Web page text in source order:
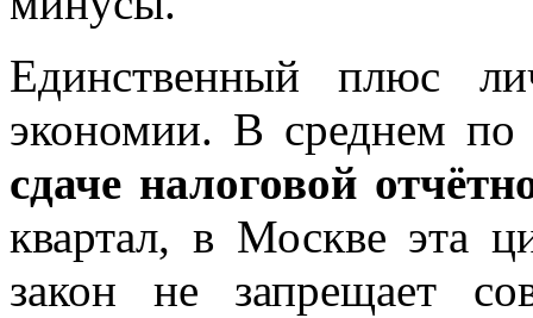
Единственный плюс
экономии. В среднем
сдаче налоговой
квартал, в Москве эта
закон не запрещает